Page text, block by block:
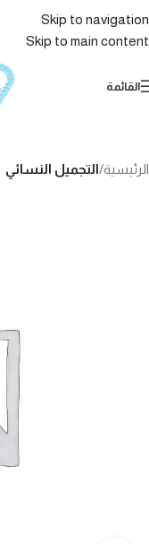
Skip to navigation
Skip to main content
القائمة
الرئيسية التجميل النسائي